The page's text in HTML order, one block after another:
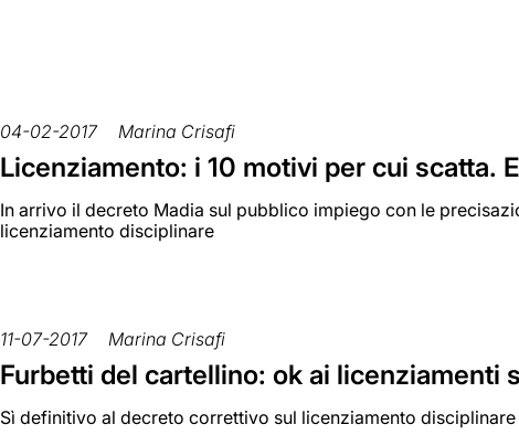
04-02-2017 Marina Crisafi
Licenziamento: i 10 motivi per cui scatta.
In arrivo il decreto Madia sul pubblico impiego con le
licenziamento disciplinare
11-07-2017 Marina Crisafi
Furbetti del cartellino: ok ai licenziamenti
Sì definitivo al decreto correttivo sul licenziamento disciplinare